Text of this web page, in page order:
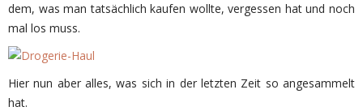
dem, was man tatsächlich kaufen wollte, vergessen hat und noch
mal los muss.
Hier nun aber alles, was sich in der letzten Zeit so angesammelt
hat.